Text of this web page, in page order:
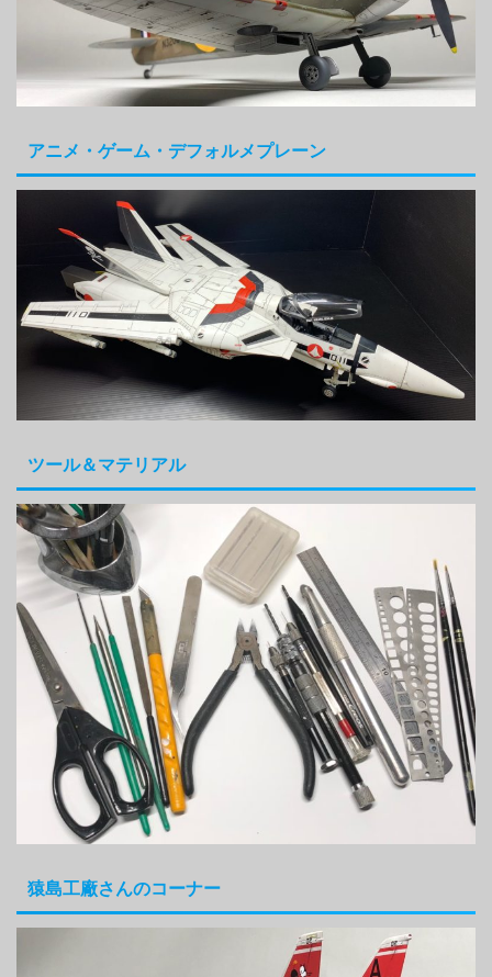
アニメ・ゲーム・デフォルメプレーン
ツール＆マテリアル
猿島工廠さんのコーナー